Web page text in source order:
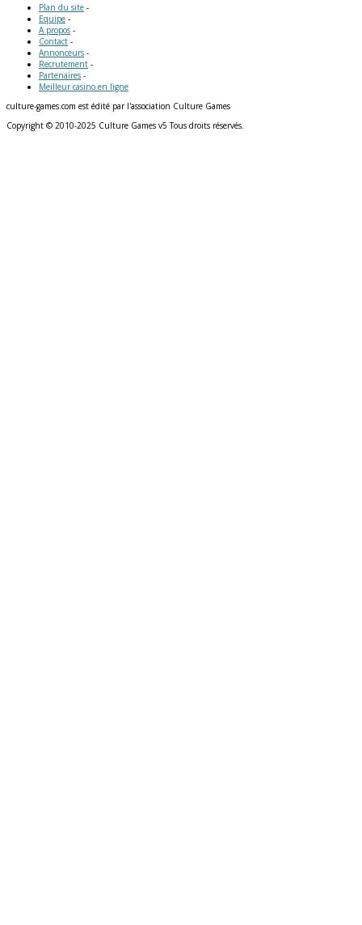
Plan du site -
Equipe -
A propos -
Contact -
Annonceurs -
Recrutement -
Partenaires -
Meilleur casino en ligne
culture-games.com est édité par l'association Culture Games
Copyright © 2010-2025 Culture Games v5 Tous droits réservés.